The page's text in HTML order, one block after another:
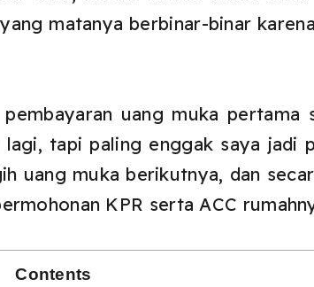
matanya berbinar-binar
uang muka
lagi, tapi paling enggak saya jadi
uang muka berikutnya, dan
KPR serta ACC
Contents